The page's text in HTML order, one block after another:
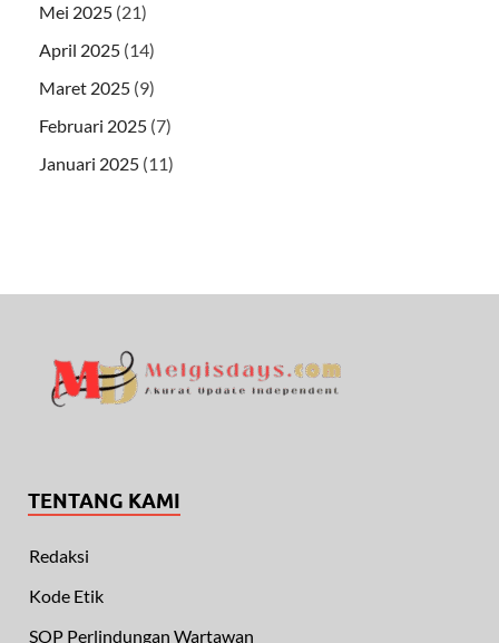
Mei 2025 (21)
April 2025 (14)
Maret 2025 (9)
Februari 2025 (7)
Januari 2025 (11)
TENTANG KAMI
Redaksi
Kode Etik
SOP Perlindungan Wartawan